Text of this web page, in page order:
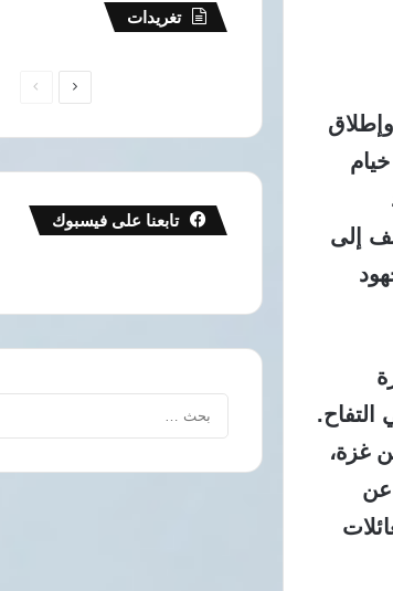
إلى
غزة،
عن
تغريدات
الصفحةالصفحة
تابعنا على فيسبوك